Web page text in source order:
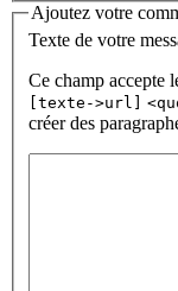
Ajoutez votre
Texte de votre
Ce champ accepte
[texte->url]
créer des